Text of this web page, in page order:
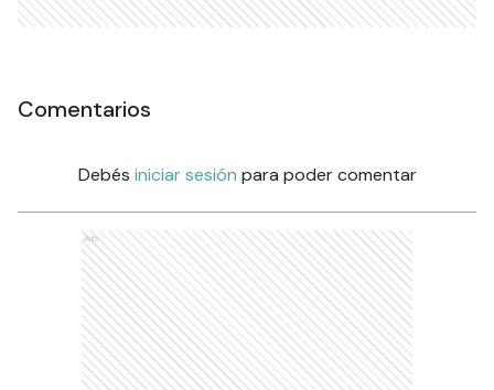
Comentarios
Debés iniciar sesión para poder comentar
Ads